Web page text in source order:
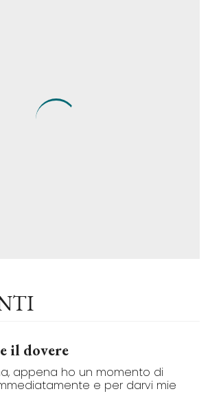
il dovere
appena ho un momento di
e per darvi mie